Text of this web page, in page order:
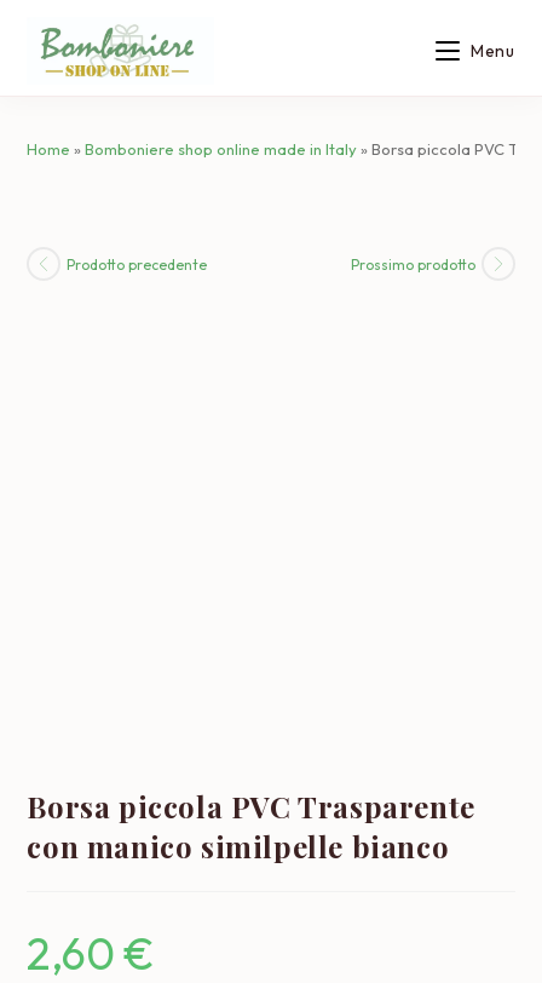
contenuto
Menu
Home »Bomboniere shop online made in Italy»Borsa piccola PVC
Prodotto precedente Prossimo prodotto
Borsa piccola PVC Trasparente
con manico similpelle bianco
2,60€